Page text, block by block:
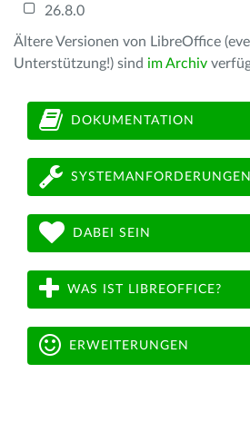
26.8.0
Ältere Versionen von LibreOffice
Unterstützung!) sind im Archiv
DOKUMENTATION
SYSTEMANFORDERUNGEN
DABEI SEIN
WAS IST LIBREOFFICE?
ERWEITERUNGEN